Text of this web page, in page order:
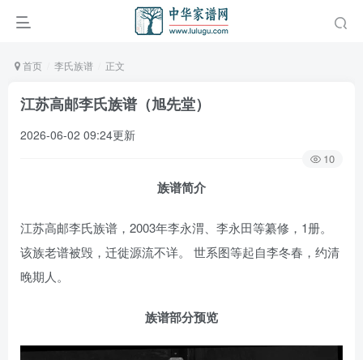
首页 李氏族谱 正文
江苏高邮李氏族谱（旭先堂）
2026-06-02 09:24更新
10
族谱简介
江苏高邮李氏族谱，2003年李永渭、李永田等纂修，1册。
该族老谱被毁，迁徙源流不详。 世系图等起自李冬春，约清
晚期人。
族谱部分预览